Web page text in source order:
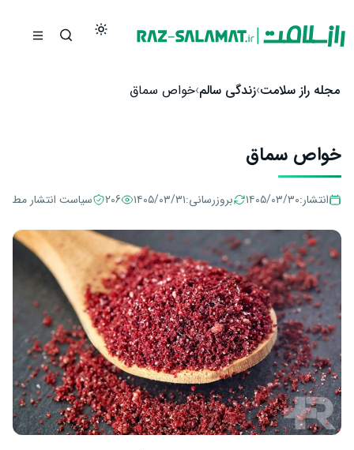
مجله راز سلامت زندگی سالم خواص سماق
خواص سماق
انتشار:۱۴۰۵/۰۳/۳۰ بروزرسانی:۱۴۰۵/۰۳/۳۱ 206 سیاست انتشار